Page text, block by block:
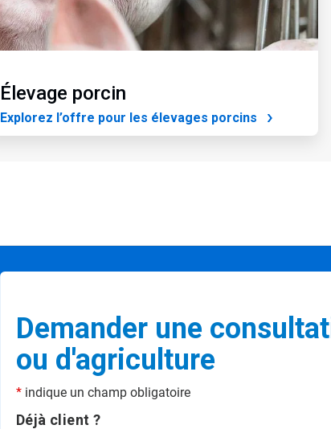
Élevage porcin
Explorez l’offre pour les élevages porcins
Demander une
ou d'agriculture
*indique un champ obligatoire
Déjà client ?